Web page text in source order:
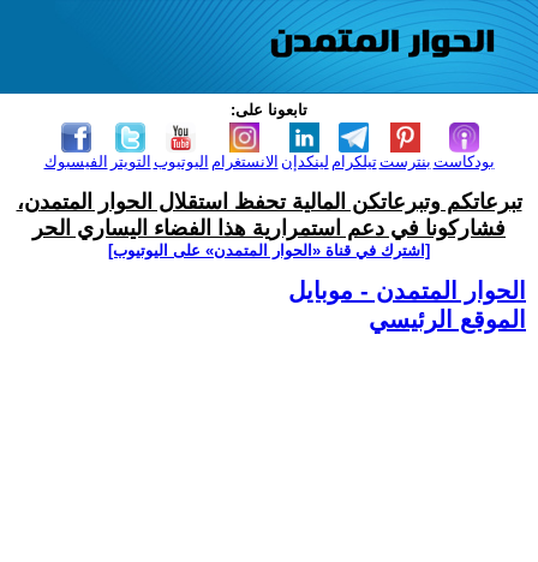
تابعونا على:
الفيسبوك التويتر اليوتيوب الانستغرام لينكدإن تيلكرامبنترست بودكاست
تبرعاتكم وتبرعاتكن المالية تحفظ استقلال الحوار المتمدن،
فشاركونا في دعم استمرارية هذا الفضاء اليساري الحر
[اشترك في قناة ‫«الحوار المتمدن» على اليوتيوب]
الحوار المتمدن - موبايل
الموقع الرئيسي